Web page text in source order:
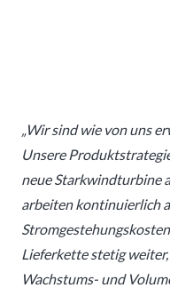
„Wir sind wie von uns
Unsere
neue Starkwindturbine
arbeiten kontinuierlich
Lieferkette stetig
Wachstums- und